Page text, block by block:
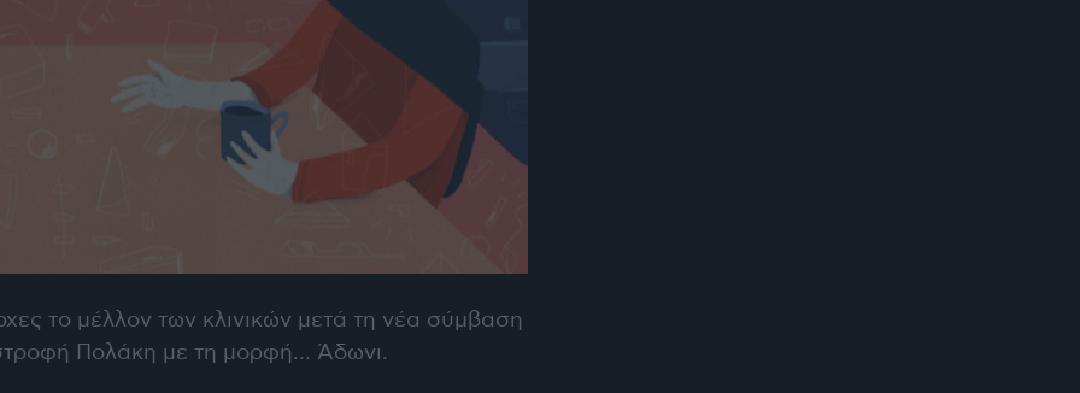
το μέλλον των κλινικών μετά τη νέα σύμβαση
Πολάκη με τη μορφή… Άδωνι.